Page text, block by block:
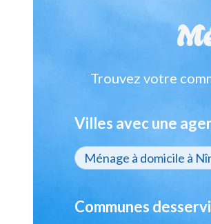
Trouvez votre
Villes avec une
Ménage à domicile à
Communes